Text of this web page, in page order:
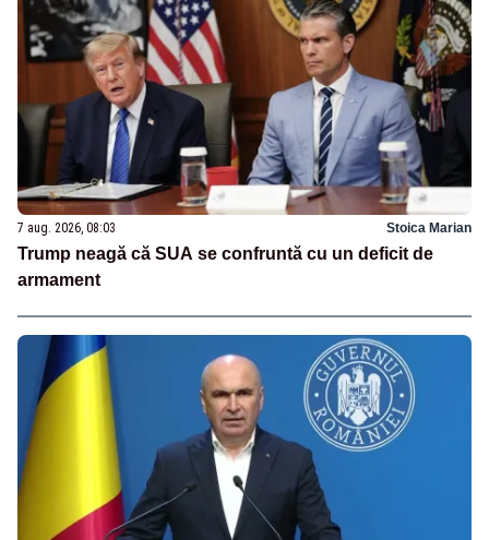
7 aug. 2026, 08:03 Stoica Marian
Trump neagă că SUA se confruntă cu un deficit de
armament